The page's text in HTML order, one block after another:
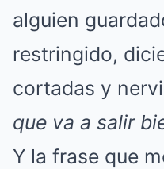
alguien
restringido,
cortadas y
que va a salir
Y la frase que